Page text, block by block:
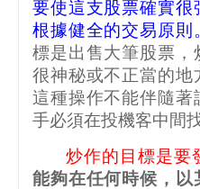
要使這支股票確實很
根據健全的交易原則
標是出售大筆股票，
很神秘或不正當的地
這種操作不能伴隨著
手必須在投機客中間
炒作的目標是要
能夠在任何時候，以